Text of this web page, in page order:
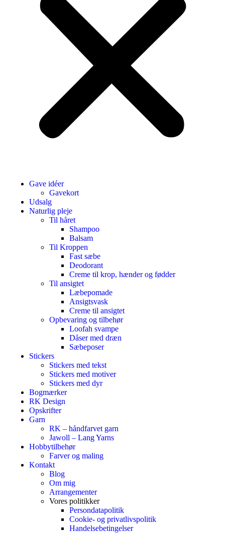
Gave idéer
Gavekort
Udsalg
Naturlig pleje
Til håret
Shampoo
Balsam
Til Kroppen
Fast sæbe
Deodorant
Creme til krop, hænder og fødder
Til ansigtet
Læbepomade
Ansigtsvask
Creme til ansigtet
Opbevaring og tilbehør
Loofah svampe
Dåser med dræn
Sæbeposer
Stickers
Stickers med tekst
Stickers med motiver
Stickers med dyr
Bogmærker
RK Design
Opskrifter
Garn
RK – håndfarvet garn
Jawoll – Lang Yarns
Hobbytilbehør
Farver og maling
Kontakt
Blog
Om mig
Arrangementer
Vores politikker
Persondatapolitik
Cookie- og privatlivspolitik
Handelsebetingelser